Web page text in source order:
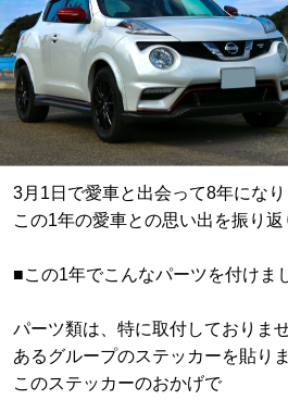
3月1日で愛車と出会って8年になり
この1年の愛車との思い出を振り返
■この1年でこんなパーツを付けま
パーツ類は、特に取付しておりま
あるグループのステッカーを貼り
このステッカーのおかげで